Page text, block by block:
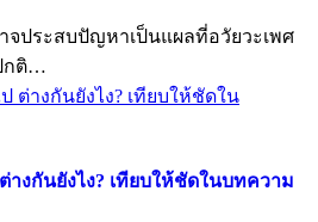
จประสบปัญหาเป็นแผลที่อวัยวะเพศ
กติ…
างกันยังไง? เทียบให้ชัดในบทความ